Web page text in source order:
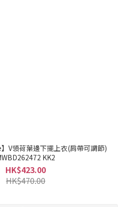
V領荷葉邊下擺上衣(肩帶可調節)
KK2
HK$423.00
HK$470.00